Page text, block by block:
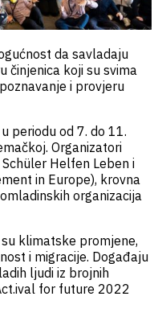
da savladaju
činjenica koji su svima
i provjeru
periodu od 7. do 11.
Organizatori
Helfen Leben i
in Europe), krovna
organizacija
klimatske promjene,
i migracije. Događaju
ljudi iz brojnih
for future 2022